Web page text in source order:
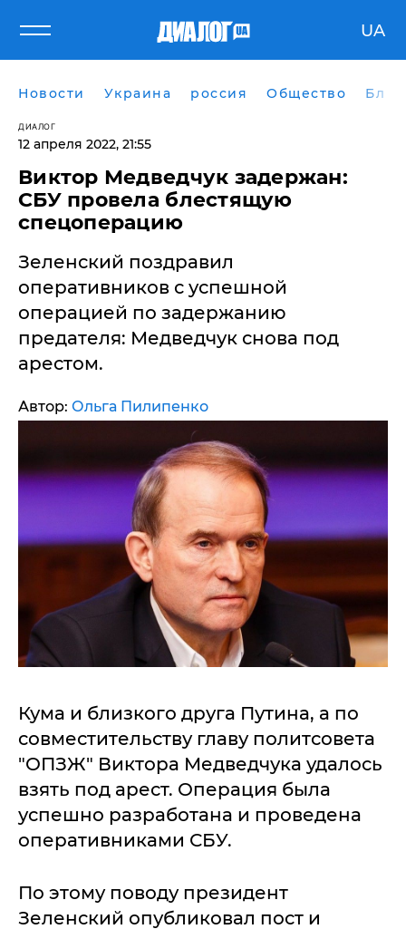
UA
Новости Украина россия Общество
ДИАЛОГ
12 апреля 2022, 21:55
Виктор Медведчук задержан:
СБУ провела блестящую
спецоперацию
Зеленский поздравил
оперативников с успешной
операцией по задержанию
предателя: Медведчук снова под
арестом.
Автор: Ольга Пилипенко
Кума и близкого друга Путина, а по
совместительству главу политсовета
"ОПЗЖ" Виктора Медведчука удалось
взять под арест. Операция была
успешно разработана и проведена
оперативниками СБУ.
По этому поводу президент
Зеленский опубликовал пост и